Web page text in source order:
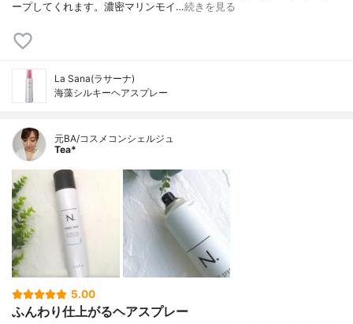
ープしてくれます。濃密マリンモイ…続きを見る
La Sana(ラサーナ)
海藻シルキーヘアスプレー
元BA/コスメコンシェルジュ
Tea*
5.00
ふんわり仕上がるヘアスプレー